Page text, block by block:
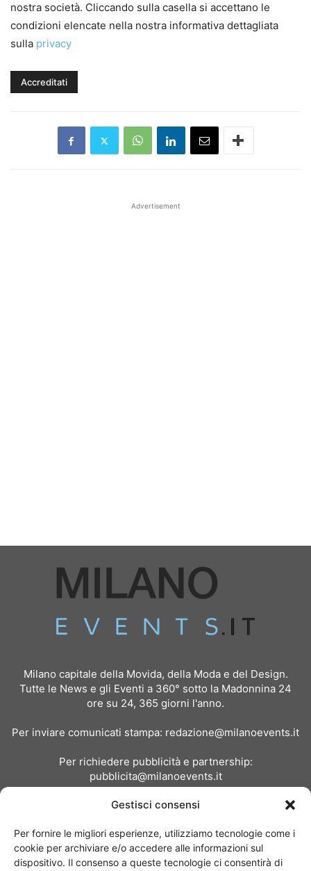
Gestisci consensi
Per fornire le migliori esperienze, utilizziamo tecnologie come i
cookie per archiviare e/o accedere alle informazioni sul
dispositivo. Il consenso a queste tecnologie ci consentirà di
nostra società. Cliccando sulla casella si accettano le
condizioni elencate nella nostra informativa dettagliata
sulla privacy
Advertisement
Milano capitale della Movida, della Moda e del Design.
Tutte le News e gli Eventi a 360° sotto la Madonnina 24
ore su 24, 365 giorni l'anno.
Per inviare comunicati stampa: redazione@milanoevents.it
Per richiedere pubblicità e partnership:
pubblicita@milanoevents.it